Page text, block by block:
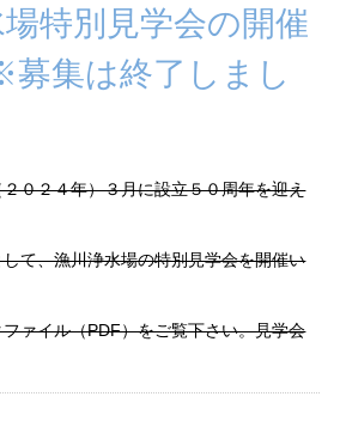
特別見学会の開催
集は終了しまし
０２４年）３月に設立５０周年を迎え
て、漁川浄水場の特別見学会を開催い
ァイル（PDF）をご覧下さい。見学会